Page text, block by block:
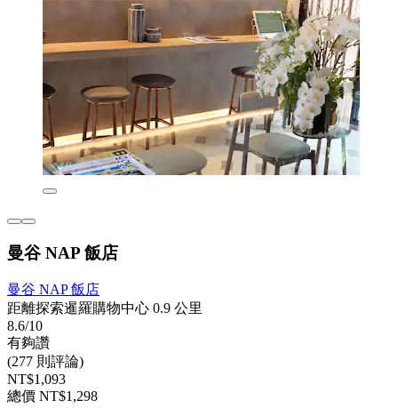
曼谷 NAP 飯店
曼谷 NAP 飯店
距離探索暹羅購物中心 0.9 公里
8.6/10
有夠讚
(277 則評論)
NT$1,093
總價 NT$1,298